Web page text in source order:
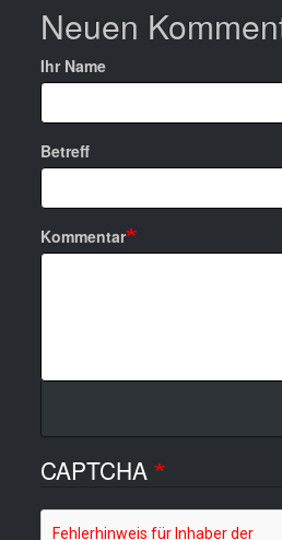
Neuen
Ihr Name
Betreff
Kommentar
CAPTCHA